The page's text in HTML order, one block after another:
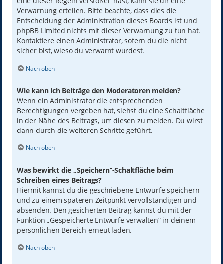
Verwarnung erteilen. Bitte beachte, dass dies die
Entscheidung der Administration dieses Boards ist und
phpBB Limited nichts mit dieser Verwarnung zu tun hat.
Kontaktiere einen Administrator, sofern du die nicht
sicher bist, wieso du verwarnt wurdest.
Nach oben
Wie kann ich Beiträge den Moderatoren melden?
Wenn ein Administrator die entsprechenden
Berechtigungen vergeben hat, siehst du eine Schaltfläche
in der Nähe des Beitrags, um diesen zu melden. Du wirst
dann durch die weiteren Schritte geführt.
Nach oben
Was bewirkt die „Speichern“-Schaltfläche beim
Schreiben eines Beitrags?
Hiermit kannst du die geschriebene Entwürfe speichern
und zu einem späteren Zeitpunkt vervollständigen und
absenden. Den gesicherten Beitrag kannst du mit der
Funktion „Gespeicherte Entwürfe verwalten“ in deinem
persönlichen Bereich erneut laden.
Nach oben